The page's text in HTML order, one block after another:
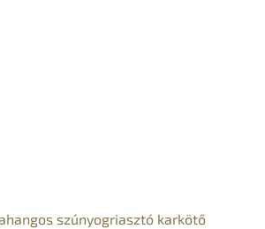
szúnyogriasztó karkötő